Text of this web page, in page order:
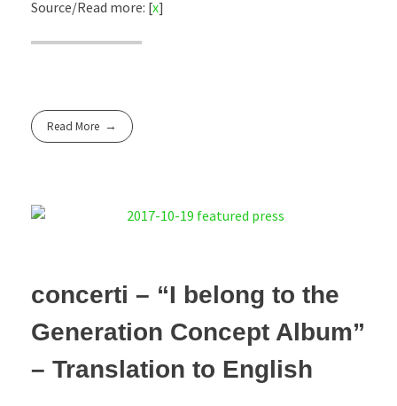
Source/Read more: [x]
Read More
concerti – “I belong to the
Generation Concept Album”
– Translation to English